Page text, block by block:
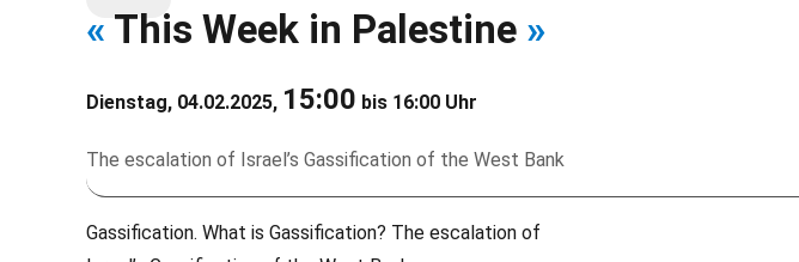
« This Week in Palestine »
Dienstag, 04.02.2025, 15:00 bis 16:00 Uhr
The escalation of Israel’s Gassification of the West Bank
Gassification. What is Gassification? The escalation of